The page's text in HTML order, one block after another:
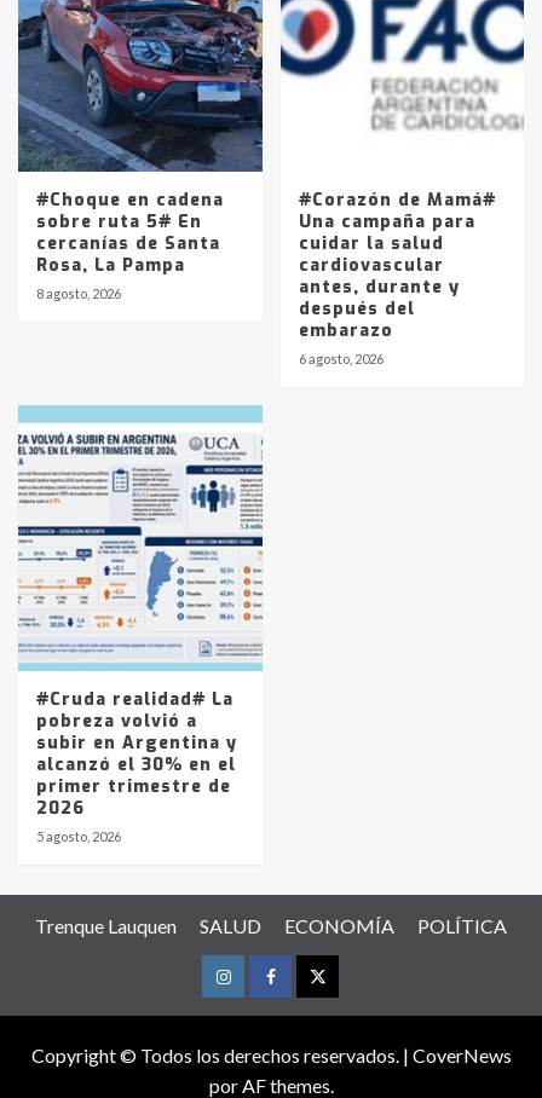
#Choque en cadena
sobre ruta 5# En
cercanías de Santa
Rosa, La Pampa
8 agosto, 2026
#Corazón de Mamá#
Una campaña para
cuidar la salud
cardiovascular
antes, durante y
después del
embarazo
6 agosto, 2026
#Cruda realidad# La
pobreza volvió a
subir en Argentina y
alcanzó el 30% en el
primer trimestre de
2026
5 agosto, 2026
Trenque Lauquen SALUD ECONOMÍA POLÍTICA
InstagramFacebookTwitter
Copyright © Todos los derechos reservados. | CoverNews
por AF themes.